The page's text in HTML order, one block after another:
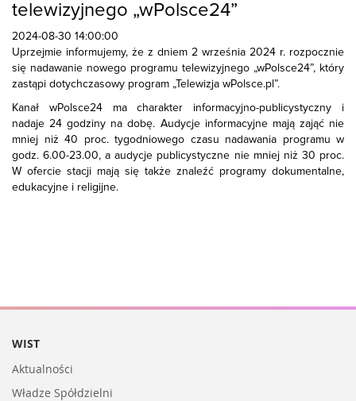
telewizyjnego „wPolsce24”
2024-08-30 14:00:00
Uprzejmie informujemy, że z dniem 2 września 2024 r. rozpocznie
się nadawanie nowego programu telewizyjnego „wPolsce24”, który
zastąpi dotychczasowy program „Telewizja wPolsce.pl”.
Kanał wPolsce24 ma charakter informacyjno-publicystyczny i
nadaje 24 godziny na dobę. Audycje informacyjne mają zająć nie
mniej niż 40 proc. tygodniowego czasu nadawania programu w
godz. 6.00-23.00, a audycje publicystyczne nie mniej niż 30 proc.
W ofercie stacji mają się także znaleźć programy dokumentalne,
edukacyjne i religijne.
WIST
Aktualności
Władze Spółdzielni